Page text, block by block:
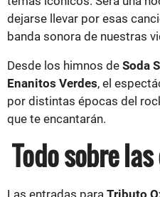
dejarse llevar por esas
banda sonora de nuestras
Desde los himnos de Soda
Enanitos Verdes, el
por distintas épocas del
que te encantarán.
Todo sobre
Las entradas para Tributo